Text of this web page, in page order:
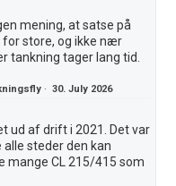
mening, at satse på
for store, og ikke nær
tankning tager lang tid.
·30. July 2026
ud af drift i 2021. Det var
steder den kan
mange CL 215/415 som